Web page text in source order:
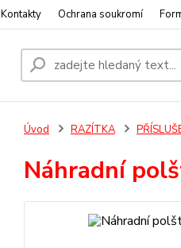
Kontakty Ochrana soukromí
Úvod RAZÍTKA
Náhradní